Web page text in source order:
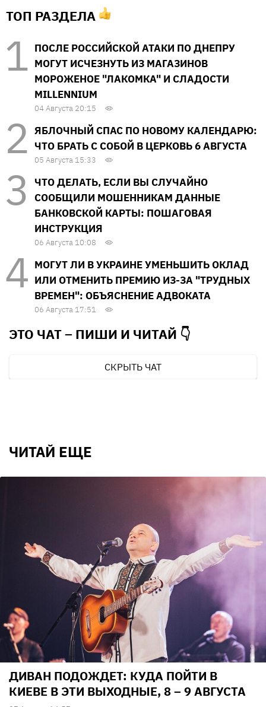
ТОП РАЗДЕЛА
ПОСЛЕ РОССИЙСКОЙ АТАКИ ПО ДНЕПРУ
МОГУТ ИСЧЕЗНУТЬ ИЗ МАГАЗИНОВ
МОРОЖЕНОЕ "ЛАКОМКА" И СЛАДОСТИ
MILLENNIUM
04 Августа 20:15
ЯБЛОЧНЫЙ СПАС ПО НОВОМУ КАЛЕНДАРЮ:
ЧТО БРАТЬ С СОБОЙ В ЦЕРКОВЬ 6 АВГУСТА
05 Августа 15:33
ЧТО ДЕЛАТЬ, ЕСЛИ ВЫ СЛУЧАЙНО
СООБЩИЛИ МОШЕННИКАМ ДАННЫЕ
БАНКОВСКОЙ КАРТЫ: ПОШАГОВАЯ
ИНСТРУКЦИЯ
06 Августа 10:08
МОГУТ ЛИ В УКРАИНЕ УМЕНЬШИТЬ ОКЛАД
ИЛИ ОТМЕНИТЬ ПРЕМИЮ ИЗ-ЗА "ТРУДНЫХ
ВРЕМЕН": ОБЪЯСНЕНИЕ АДВОКАТА
06 Августа 17:51
ЭТО ЧАТ – ПИШИ И ЧИТАЙ 👇
СКРЫТЬ ЧАТ
ЧИТАЙ ЕЩЕ
ДИВАН ПОДОЖДЕТ: КУДА ПОЙТИ В
КИЕВЕ В ЭТИ ВЫХОДНЫЕ, 8 – 9 АВГУСТА